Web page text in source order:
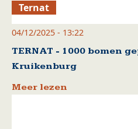
Ternat
04/12/2025 - 13:22
TERNAT - 1000 bomen
Kruikenburg
Meer lezen